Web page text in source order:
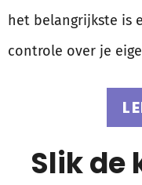
het belangrijkste is
controle over je
Slik de